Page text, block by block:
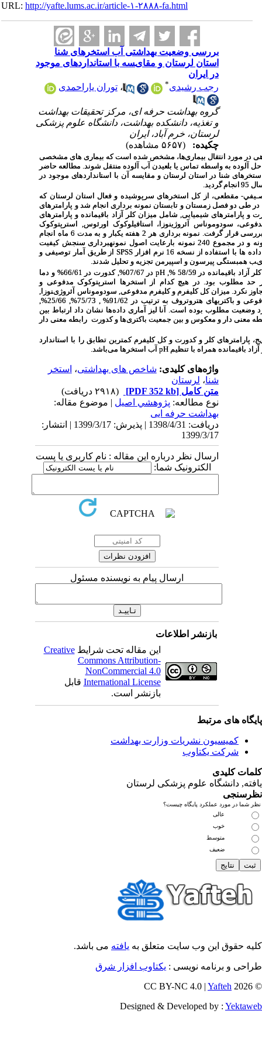
URL:http://yafte.lums.ac.ir/article-۱-۲۸۸۸-fa.html
بررسی وﺿﻌﯿﺖ ﺑﻬﺪاشتی آب اﺳﺘﺨﺮﻫﺎی ﺷﻨﺎ
استان لرستان و ﻣﻘﺎیﺴﻪ ﺑﺎ اﺳﺘﺎﻧﺪاردﻫﺎی موجود
در ایران
رجب رشیدی* ،توران یاراحمدی
گروه بهداشت حرفه ای، مرکز تحقیقات بهداشت
و تغذیه، دانشکده بهداشت، دانشگاه علوم پزشکی
لرستان، خرم آباد، ایران
چکیده:
مورد انتقال بیماری ها، مشخص شده است که بیماری­ های مشخصی
به واسطه تماس یا بلعیدن آب آلوده منتقل شوند. مطالعه حاضر
شنا در استان لرستان و مقایسه آن با استانداردهای موجود در
مقطعی، از کل استخرهای سرپوشیده و فعال استان لرستان که
به 20 عدد می­رسید, در طی دو فصل زمستان و تابستان نمونه­ برداری انجام شد و پارامترهای
شیمیایی, شامل میزان کلر آزاد باقیمانده و پارامترهای
سودوموناس آئروژینوزا، استافیلوکوک اورئوس, استرپتوکوک
مدفوعی و باکتری‌های هتروتروف مورد بررسی قرار گرفت. نمونه ­برداری هر 2 هفته یکبار و به مدت 6 ماه انجام
شد به گونه ­ای که در هر فصل 120 نمونه و در مجموع 240 نمونه بارعایت اصول نمونه­برداری سنجش کیفیت
از نسخه 16 نرم افزار
SPSSاز طریق آمار توصیفی و
پیرﺳﻮن و اﺳﭙﯿﺮﻣﻦ تجزیه و تحلیل شدند.
در 58/59 %,
pH
در 07/67%, کدورت در 66/61% و دما
در حد مطلوب بود. در ﻫﯿﭻ ﮐﺪام از اﺳﺘﺨﺮﻫﺎ اﺳﺘﺮﭘﺘﻮﮐﻮک ﻣﺪﻓﻮﻋﯽ و
ﻧﮑﺮد. میزان کل کلیفرم و کلیفرم مدفوعی, ﺳﻮدوﻣﻮﻧﺎس آﺋﺮوژیﻨﻮزا,
اﺳﺘﺎﻓﯿﻠﻮﮐﻮک اورﺋﻮس, اﺳﺘﺮﭘﺘﻮﮐﻮک ﻣﺪﻓﻮعی و باکتری­های هتروتروف به ترتیب در 91/62% , 75/73%, 25/66%,
82% درصد موارد وضعیت مطلوب بوده است. آنا لیز آﻣﺎری دادهﻫﺎ ﻧﺸﺎن داد ارﺗﺒﺎط ﺑﯿﻦ
معنی دار و معکوس و بین ﺟﻤﻌﯿﺖ ﺑﺎﮐﺘﺮیﻫﺎ و کدورت رابطه معنی دار
کلر و کدورت و کل کلیفرم کمترین تطابق را با استاندارد
همراه با تنظیمpHآب استخر‌ها می‌باشد.
واژه‌های کلیدی:شاخص های بهداشتی،استخر
شنا،لرستان
متن کامل[PDF 352 kb]
نوع مطالعه:پژوهشي اصیل| موضوع مقاله:
بهداشت حرفه ایی
دریافت: 1398/4/31 | پذیرش: 1399/3/17 | انتشار:
1399/3/17
ارسال نظر درباره این مقاله : نام کاربری یا پست
الکترونیک شما:
ارسال پیام به نویسنده مسئول
بازنشر اطلاعات
این مقاله تحت شرایطCreative
Commons Attribution-
NonCommercial 4.0
International Licenseقابل
بازنشر است.
های مرتبط
کمیسیون نشریات وزارت بهداشت
شرکت یکتاوب
کلیدی
, دانشگاه علوم پزشکی لرستان
شما در مورد عملکرد پایگاه چیست؟
عالی
خوب
متوسط
ضعیف
حقوق این وب سایت متعلق بهیافتهمی باشد.
و برنامه نویسی : یکتاوب افزار شرق
©
Yafteh
Designed & Developed by :